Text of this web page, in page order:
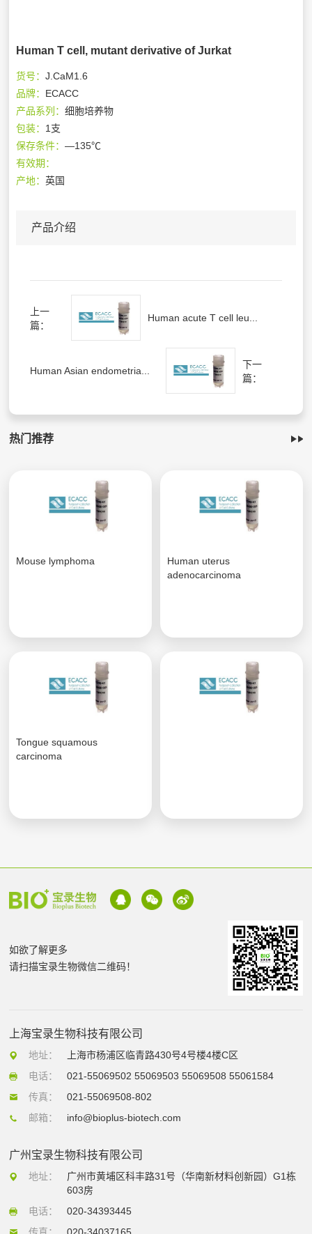
Human T cell, mutant derivative of Jurkat
货号：J.CaM1.6
品牌： ECACC
产品系列：细胞培养物
包装： 1支
保存条件：—135℃
有效期：
产地：英国
产品介绍
上一
篇：
Human acute T cell leu...
Human Asian endometria...
下一
篇：
热门推荐
Mouse lymphoma
Human uterus
adenocarcinoma
Tongue squamous
carcinoma
如欲了解更多
请扫描宝录生物微信二维码！
上海宝录生物科技有限公司
地址：
上海市杨浦区临青路430号4号楼4楼C区
电话：
021-55069502 55069503 55069508 55061584
传真：
021-55069508-802
邮箱：
info@bioplus-biotech.com
广州宝录生物科技有限公司
地址：
广州市黄埔区科丰路31号（华南新材料创新园）G1栋
603房
电话：
020-34393445